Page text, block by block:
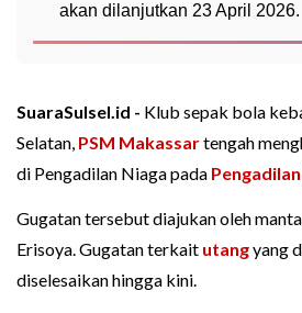
akan dilanjutkan 23 April 2026.
SuaraSulsel.id - Klub sepak bola
Selatan, PSM Makassartengah
di Pengadilan Niaga pada
Gugatan tersebut diajukan oleh
Erisoya. Gugatan terkait utangyang
diselesaikan hingga kini.